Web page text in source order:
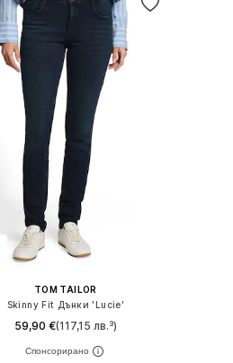
TOM TAILOR
Skinny Fit Дънки 'Lucie'
59,90 €(117,15 лв.³)
Предлага се в много размери